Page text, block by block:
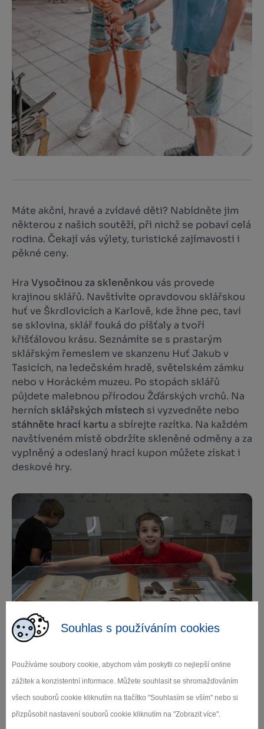
Souhlas s používáním cookies
Používáme soubory cookie, abychom vám poskytli co nejlepší online
zážitek a konzistentní informace. Můžete souhlasit se shromažďováním
všech souborů cookie kliknutím na tlačítko "Souhlasím se vším" nebo si
přizpůsobit nastavení souborů cookie kliknutím na "Zobrazit více".
Máte akční, hravé a zvídavé děti? Nabídněte jim
některou z našich soutěží, při nichž se pobaví celá
rodina. Čekají vás výlety, turistické zajímavosti i
pěkné ceny.
Hra Vysočinou za skleněnkou vás provede
krajinou sklářů. Navštívíte opravdovou sklářskou
huť ve Škrdlovicích a Karlově, kde žhne pec, taví
se sklovina, sklář fouká do píšťaly a tvoří
křišťálovou krásu. Seznámíte se s prastarým
sklářským řemeslem ve skanzenu Huť Jakub v
Tasicích, na ledečském hradě, světelském zámku
nebo v Horáckém muzeu. Po stopách sklářů
půjdete malebnou přírodou Žďárských vrchů. Na
herních sklářských místech si vyzvedněte nebo
stáhněte hrací kartu a sbírejte razítka. Na každém
navštíveném místě obdržíte skleněné odměny a za
vyplněný a odeslaný hrací kupon můžete získat i
deskové hry.
Parádní výlety po celé Vysočině nabízí
Cestovatelský deník. Je plný rébusů, úkolů a také
skrytých příběhů. Vydejte se s ním do Jihlavy,
Telče, Třebíče, kaňonu řeky Doubravy, lipnických